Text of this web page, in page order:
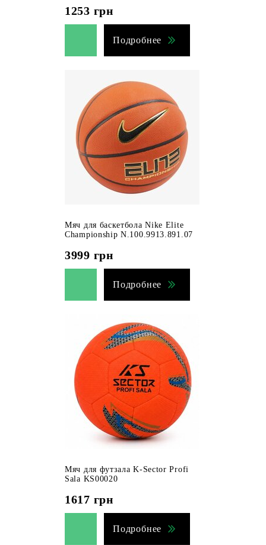
1253 грн
Подробнее
Мяч для баскетбола Nike Elite
Championship N.100.9913.891.07
3999 грн
Подробнее
Мяч для футзала K-Sector Profi
Sala KS00020
1617 грн
Подробнее